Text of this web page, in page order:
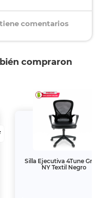
comentarios
compraron
Silla Ejecutiva 4Tune
NY Textil Negro